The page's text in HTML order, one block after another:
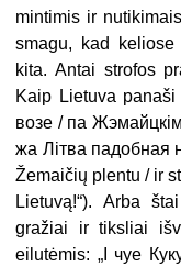
mintimis ir
smagu, kad
kita. Antai strofos
Kaip Lietuva panaši
возе / па Жэмайцкім
жа Літва падобная
Žemaičių plentu / ir
Lietuvą!“). Arba
gražiai ir tiksliai
eilutėmis: „І чуе